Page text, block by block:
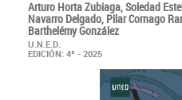
Arturo Horta Zubiaga,Soledad
Navarro Delgado, Pilar Cornago
Barthelémy González
U.N.E.D.
EDICIÓN: 4ª - 2025